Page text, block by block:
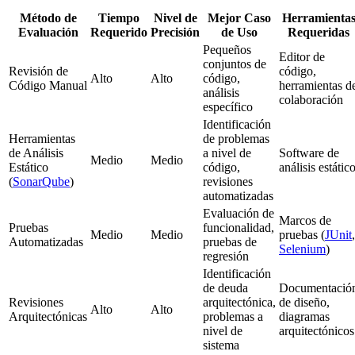
Método de
Evaluación
Tiempo
Requerido
Nivel de
Precisión
Mejor Caso
de Uso
Herramientas
Requeridas
Revisión de
Código Manual
Alto Alto
Pequeños
conjuntos de
código,
análisis
específico
Editor de
código,
herramientas
colaboración
Herramientas
de Análisis
Estático
(SonarQube)
Medio Medio
Identificación
de problemas
a nivel de
código,
revisiones
automatizadas
Software de
análisis estático
Pruebas
Automatizadas
Medio Medio
Evaluación de
funcionalidad,
pruebas de
regresión
Marcos de
pruebas (JUnit,
Selenium)
Revisiones
Arquitectónicas
Alto Alto
Identificación
de deuda
arquitectónica,
problemas a
nivel de
sistema
de diseño,
diagramas
arquitectónicos